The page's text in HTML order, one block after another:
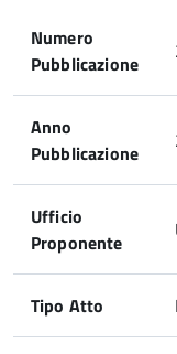
Numero
Pubblicazione
Anno
Pubblicazione
Ufficio
Proponente
Tipo Atto